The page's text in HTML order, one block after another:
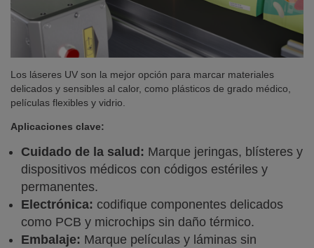
Los láseres UV son la mejor opción para marcar materiales
delicados y sensibles al calor, como plásticos de grado médico,
películas flexibles y vidrio.
Aplicaciones clave:
Cuidado de la salud: Marque jeringas, blísteres y
dispositivos médicos con códigos estériles y
permanentes.
Electrónica: codifique componentes delicados
como PCB y microchips sin daño térmico.
Embalaje: Marque películas y láminas sin